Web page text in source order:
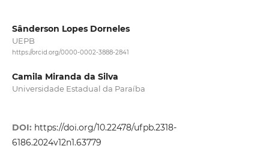
Sânderson Lopes Dorneles
UEPB
https://orcid.org/0000-0002-3888-2841
Camila Miranda da Silva
Universidade Estadual da Paraíba
DOI: https://doi.org/10.22478/ufpb.2318-
6186.2024v12n1.63779